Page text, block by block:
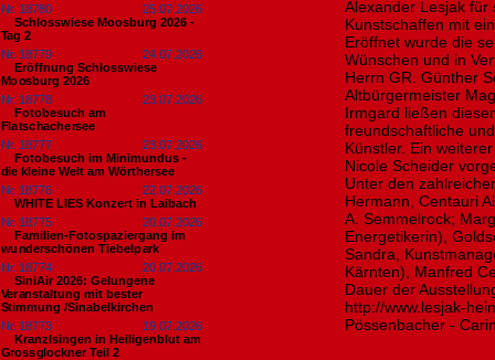
Nr. 18780
25.07.2026
Schlosswiese Moosburg 2026 -
Tag 2
Nr. 18779
24.07.2026
Eröffnung Schlosswiese
Moosburg 2026
Nr. 18778
23.07.2026
Fotobesuch am
Flatschachersee
Nr. 18777
23.07.2026
Fotobesuch im Minimundus -
die kleine Welt am Wörthersee
Nr. 18776
22.07.2026
WHITE LIES Konzert in Laibach
Nr. 18775
20.07.2026
Familien-Fotospaziergang im
wunderschönen Tiebelpark
Nr. 18774
20.07.2026
SiniAir 2026: Gelungene
Veranstaltung mit bester
Stimmung /Sinabelkirchen
Nr. 18773
19.07.2026
Kranzlsingen in Heiligenblut am
Grossglockner Teil 2
Alexander Lesjak für
Kunstschaffen mit
Eröffnet wurde die
Wünschen und in
Herrn GR. Günther
Altbürgermeister
Irmgard ließen
freundschaftliche
Künstler. Ein
Nicole Scheider
Unter den
Hermann, Centauri
A. Semmelrock;
Energetikerin),
Sandra,
Kärnten), Manfred
Dauer der
http://www.lesjak-
Pössenbacher -